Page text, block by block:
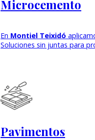
Microcemento
En Montiel Teixidó
Soluciones sin juntas para
Pavimentos